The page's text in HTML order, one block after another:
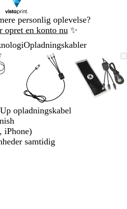
personlig oplevelse?
opret en konto nu ✨
Opladningskabler
Zoombart
billede
Zoomet
til
minimum
Klik
for
udvide
Brug
tasterne
plus
minus
til
at
og
piletasterne
billede
Zoomet
til
for
at
udvide
tasterne
plus
og
minus
opladningskabel
iPhone)
samtidig